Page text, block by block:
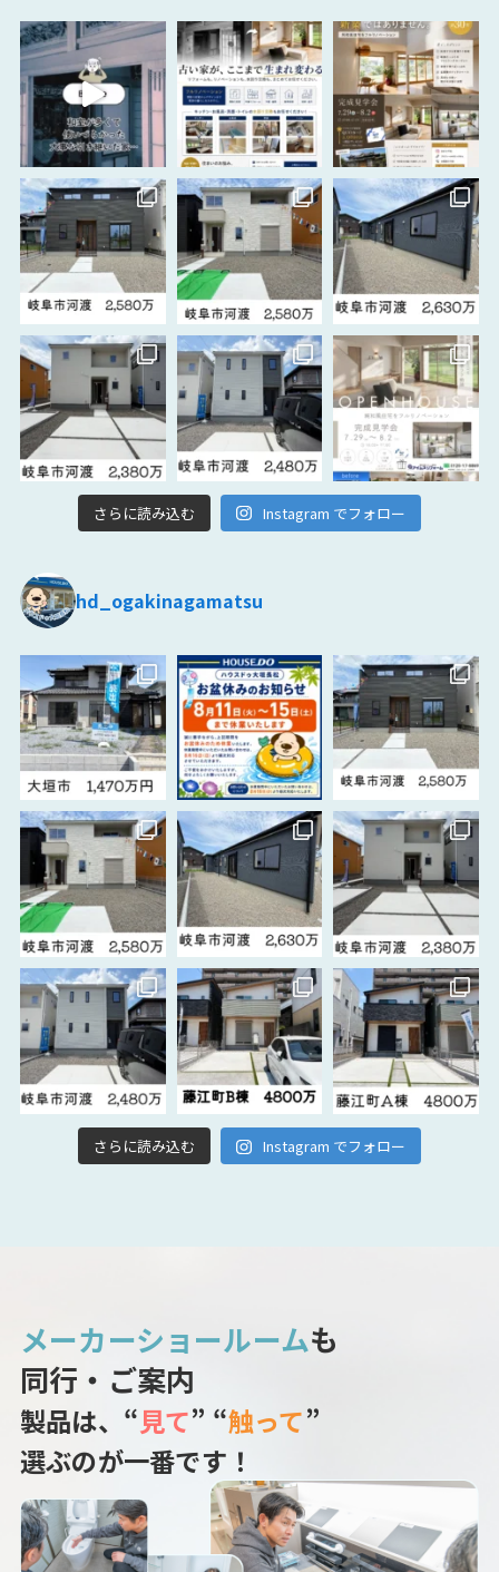
さらに読み込む Instagram でフォロー
hd_ogakinagamatsu
さらに読み込む Instagram でフォロー
メーカーショールームも
同行・ご案内
製品は、“見て” “触って”
選ぶのが一番です！